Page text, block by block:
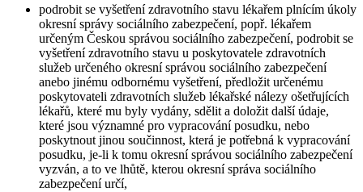
podrobit se vyšetření zdravotního stavu lékařem plnícím úkoly
okresní správy sociálního zabezpečení, popř. lékařem
určeným Českou správou sociálního zabezpečení, podrobit se
vyšetření zdravotního stavu u poskytovatele zdravotních
služeb určeného okresní správou sociálního zabezpečení
anebo jinému odbornému vyšetření, předložit určenému
poskytovateli zdravotních služeb lékařské nálezy ošetřujících
lékařů, které mu byly vydány, sdělit a doložit další údaje,
které jsou významné pro vypracování posudku, nebo
poskytnout jinou součinnost, která je potřebná k vypracování
posudku, je-li k tomu okresní správou sociálního zabezpečení
vyzván, a to ve lhůtě, kterou okresní správa sociálního
zabezpečení určí,